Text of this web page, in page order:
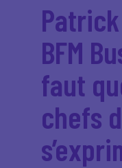
BFM
faut
chefs